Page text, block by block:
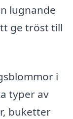
lugnande
ge tröst till
i
typer av
buketter